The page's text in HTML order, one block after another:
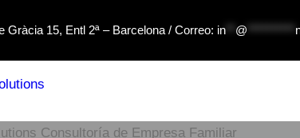
Gràcia 15, Entl 2ª – Barcelona / Correo: in @